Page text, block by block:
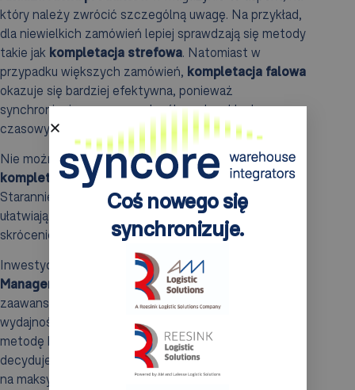
który należy zwrócić szczególną uwagę. Na przykład,
dla niewielkich zamówień lepiej sprawdzają się metody
takie jak kompletacja strefowa . Natomiast w
przypadku większych zamówień, kompletacja falowa
okazuje się bardziej efektywna, ponieważ
synchronizuje procesy w określonych cyklach
czasowych.
Nie można również zapominać ooptymalizacji tras
kompletacyjnych
orazadresowaniu magazynu.
Starannie przemyślane miejsca składowania znacząco
ułatwiają poruszanie się pickerów, co przekłada się na
skrócenie czasu realizacji zamówień.
Inwestycja w systemy WMS
(Warehouse
Management System)
otwiera drzwi do
zaawansowanej analizy danych dotyczących
wydajności. Dzięki temu można lepiej dopasować
metodę kompletacji do konkretnej sytuacji. Wiele firm
decyduje się na łączenie różnych metod, co pozwala
na maksymalizację efektywności oraz minimalizację
Coś nowego się
synchronizuje.